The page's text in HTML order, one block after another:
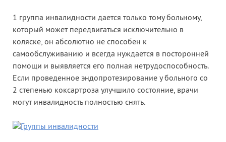
1 группа инвалидности дается только тому больному,
который может передвигаться исключительно в
коляске, он абсолютно не способен к
самообслуживанию и всегда нуждается в посторонней
помощи и выявляется его полная нетрудоспособность.
Если проведенное эндопротезирование у больного со
2 степенью коксартроза улучшило состояние, врачи
могут инвалидность полностью снять.